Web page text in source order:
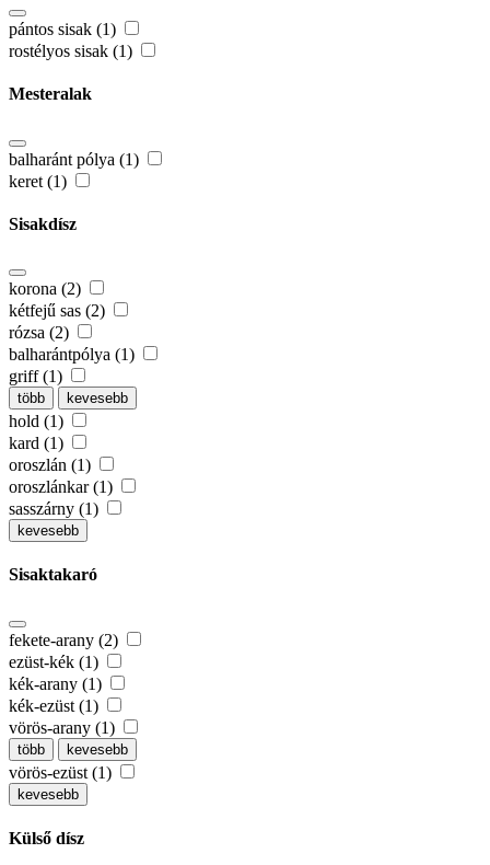
pántos sisak (1)
rostélyos sisak (1)
Mesteralak
balharánt pólya (1)
keret (1)
Sisakdísz
korona (2)
kétfejű sas (2)
rózsa (2)
balharántpólya (1)
griff (1)
több kevesebb
hold (1)
kard (1)
oroszlán (1)
oroszlánkar (1)
sasszárny (1)
kevesebb
Sisaktakaró
fekete-arany (2)
ezüst-kék (1)
kék-arany (1)
kék-ezüst (1)
vörös-arany (1)
több kevesebb
vörös-ezüst (1)
kevesebb
Külső dísz